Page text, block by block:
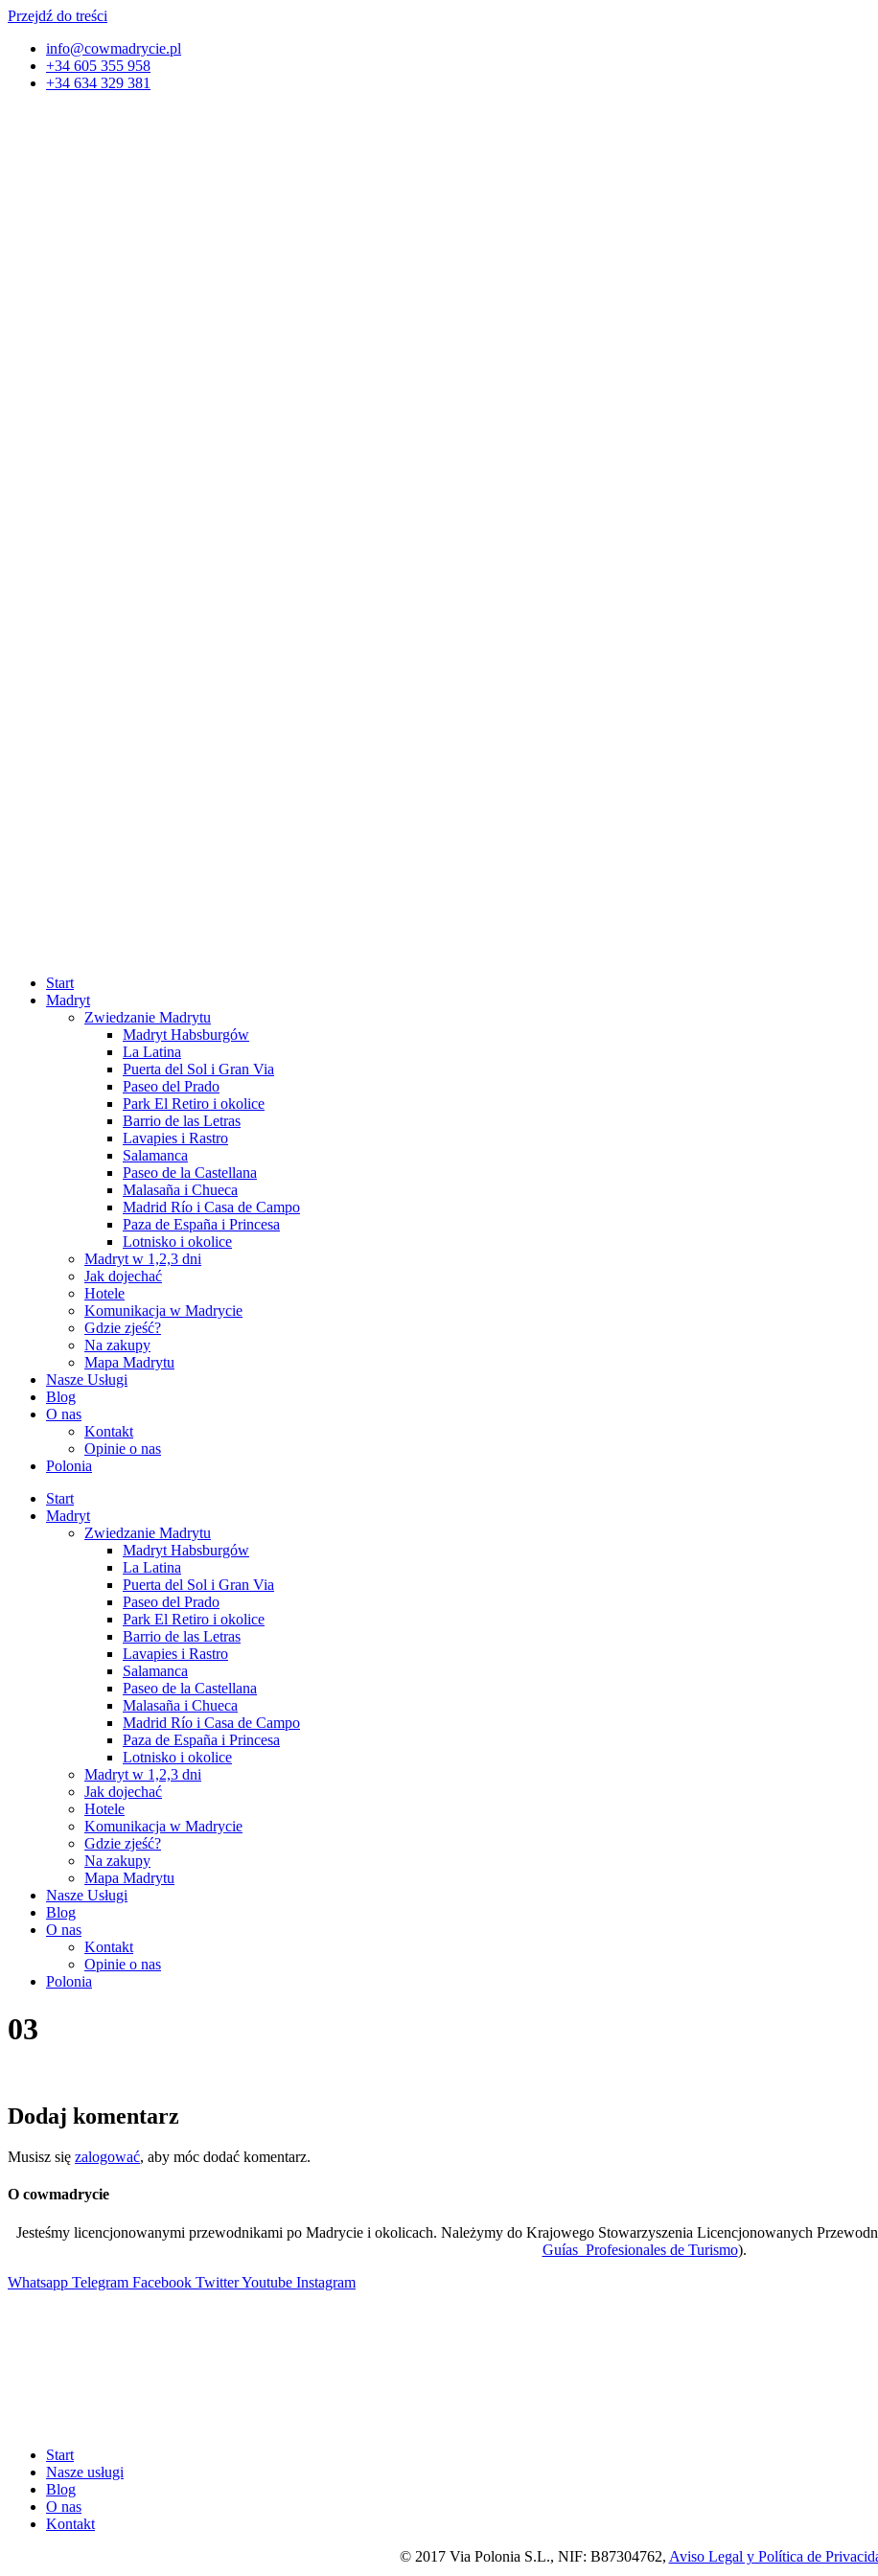
Przejdź do treści
info@cowmadrycie.pl
+34 605 355 958
+34 634 329 381​
Start
Madryt
Zwiedzanie Madrytu
Madryt Habsburgów
La Latina
Puerta del Sol i Gran Via
Paseo del Prado
Park El Retiro i okolice
Barrio de las Letras
Lavapies i Rastro
Salamanca
Paseo de la Castellana
Malasaña i Chueca
Madrid Río i Casa de Campo
Paza de España i Princesa
Lotnisko i okolice
Madryt w 1,2,3 dni
Jak dojechać
Hotele
Komunikacja w Madrycie
Gdzie zjeść?
Na zakupy
Mapa Madrytu
Nasze Usługi
Blog
O nas
Kontakt
Opinie o nas
Polonia
Start
Madryt
Zwiedzanie Madrytu
Madryt Habsburgów
La Latina
Puerta del Sol i Gran Via
Paseo del Prado
Park El Retiro i okolice
Barrio de las Letras
Lavapies i Rastro
Salamanca
Paseo de la Castellana
Malasaña i Chueca
Madrid Río i Casa de Campo
Paza de España i Princesa
Lotnisko i okolice
Madryt w 1,2,3 dni
Jak dojechać
Hotele
Komunikacja w Madrycie
Gdzie zjeść?
Na zakupy
Mapa Madrytu
Nasze Usługi
Blog
O nas
Kontakt
Opinie o nas
Polonia
03
Dodaj komentarz
Musisz się zalogować, aby móc dodać komentarz.
O cowmadrycie
Jesteśmy licencjonowanymi przewodnikami po Madrycie i okolicach. Należymy do Krajowego Stowarzyszenia Licencjonowanych
Guías Profesionales de Turismo).
Whatsapp Telegram Facebook TwitterYoutube Instagram
Start
Nasze usługi
Blog
O nas
Kontakt
© 2017 Via Polonia S.L., NIF: B87304762, Aviso Legal y Política de